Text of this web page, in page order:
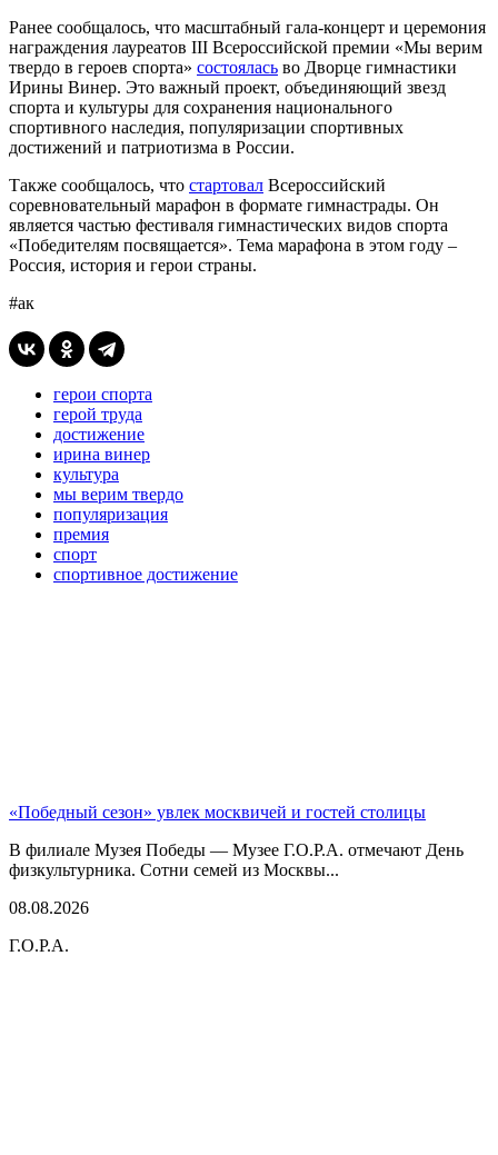
Ранее сообщалось, что масштабный гала-концерт и церемония
награждения лауреатов III Всероссийской премии «Мы верим
твердо в героев спорта» состоялась во Дворце гимнастики
Ирины Винер. Это важный проект, объединяющий звезд
спорта и культуры для сохранения национального
спортивного наследия, популяризации спортивных
достижений и патриотизма в России.
Также сообщалось, что стартовал Всероссийский
соревновательный марафон в формате гимнастрады. Он
является частью фестиваля гимнастических видов спорта
«Победителям посвящается». Тема марафона в этом году –
Россия, история и герои страны.
#ак
герои спорта
герой труда
достижение
ирина винер
культура
мы верим твердо
популяризация
премия
спорт
спортивное достижение
«Победный сезон» увлек москвичей и гостей столицы
В филиале Музея Победы — Музее Г.О.Р.А. отмечают День
физкультурника. Сотни семей из Москвы...
08.08.2026
Г.О.Р.А.